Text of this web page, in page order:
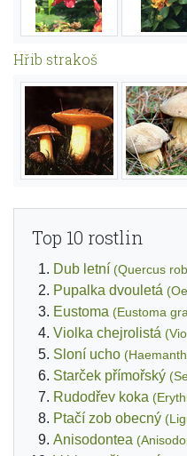
Hřib strakoš
Top 10 rostlin
Dub letní (Quercus
Pupalka dvouletá
Eustoma (Eustoma
Violka chejrolistá
Sloní ucho
Starček přímořský
Rudodřev koka
Ptačí zob obecný
Anisodontea